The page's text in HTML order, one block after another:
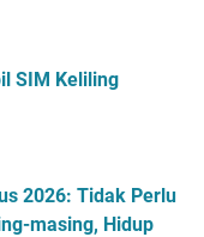
SIM Keliling
2026: Tidak Perlu
masing, Hidup